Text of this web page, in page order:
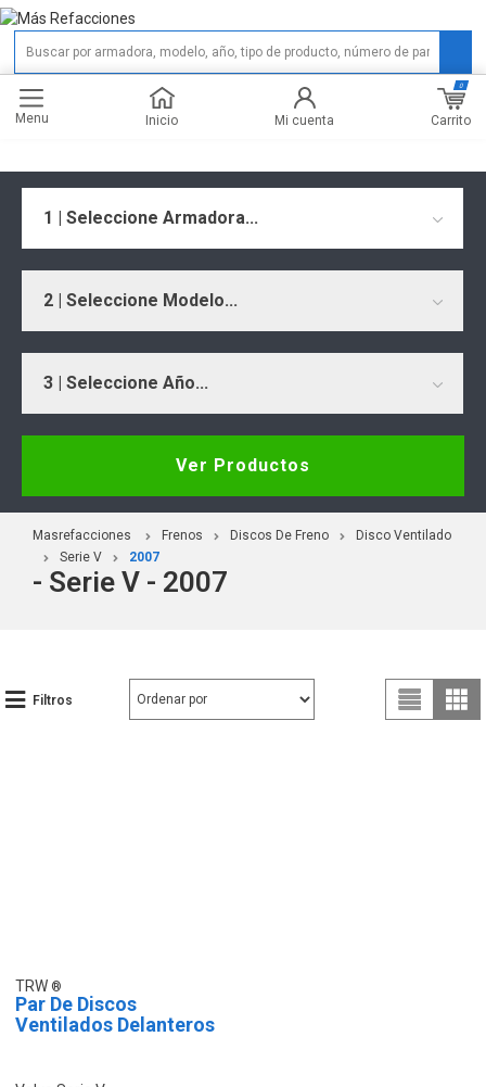
Menu Inicio Mi cuenta Carrito
0
1 | Seleccione Armadora...
2 | Seleccione Modelo...
3 | Seleccione Año...
Ver Productos
Masrefacciones Frenos Discos De Freno
Disco Ventilado
Serie V
2007
- Serie V - 2007
Filtros
TRW
Par De Discos
Ventilados Delanteros